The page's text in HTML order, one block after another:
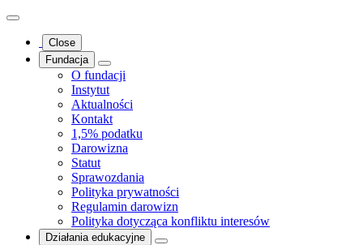
Close
Fundacja
O fundacji
Instytut
Aktualności
Kontakt
1,5% podatku
Darowizna
Statut
Sprawozdania
Polityka prywatności
Regulamin darowizn
Polityka dotycząca konfliktu interesów
Działania edukacyjne